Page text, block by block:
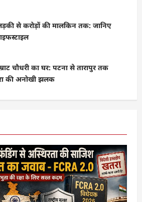
से करोड़ों की मालकिन तक: जानिए
चौधरी का घर: पटना से तारापुर तक
की अनोखी झलक